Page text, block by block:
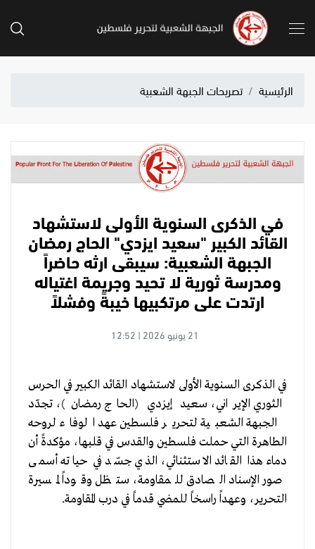
الرئيسية تصريحات الجبهة الشعبية
في الذكرى السنوية الأولى لاستشهاد
القائد الكبير "سعيد ايزدي" الحاج رمضان
الجبهة الشعبية: سيبقى ارثه حاضراً
ومدرسة ثورية لا تحيد وجريمة اغتياله
ارتدت على مرتكبيها خيبةً وفشلاً
21 يونيو 2026 | 12:52
في الذكرى السنوية الأولى لاستشهاد القائد الكبير في الحرس
الثوري الإيراني، سعيد إيزدي (الحاج رمضان)، تجدّد
الجبهة الشعبية لتحرير فلسطين عهد الوفاء لروحه
الطاهرة التي حملت فلسطين والقدس في قلبها، مؤكدةً أن
دماء هذا القائد الاستثنائي، الذي جسّد في حياته أسمى
صور الإسناد الصادق للمقاومة، ستظل وقوداً لمسيرة
التحرير، وعهداً راسخاً للمضي قدماً في درب المقاومة.